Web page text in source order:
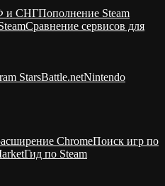
и СНГПополнение Steam
Сравнение сервисов для
StarsBattle.netNintendo
ChromeПоиск игр по
Гид по Steam